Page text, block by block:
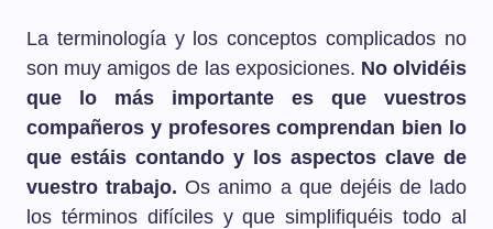
La terminología y los conceptos complicados no
son muy amigos de las exposiciones. No olvidéis
que lo más importante es que vuestros
compañeros y profesores comprendan bien lo
que estáis contando y los aspectos clave de
vuestro trabajo. Os animo a que dejéis de lado
los términos difíciles y que simplifiquéis todo al